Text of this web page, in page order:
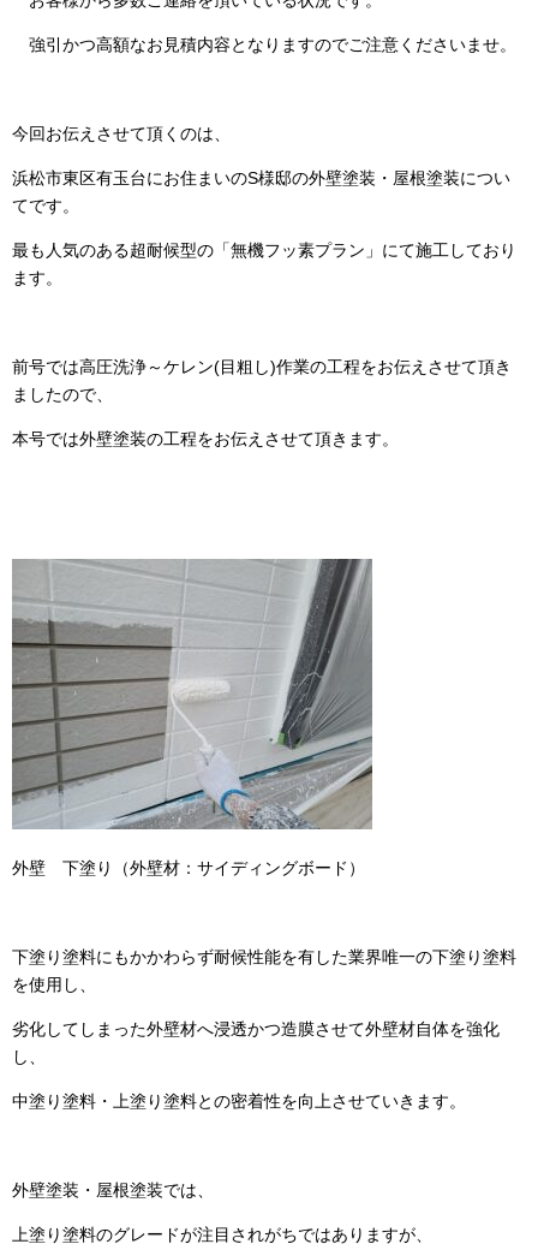
強引かつ高額なお見積内容となりますのでご注意くださいませ。
今回お伝えさせて頂くのは、
浜松市東区有玉台にお住まいのS様邸の外壁塗装・屋根塗装につい
てです。
最も人気のある超耐候型の「無機フッ素プラン」にて施工しており
ます。
前号では高圧洗浄～ケレン(目粗し)作業の工程をお伝えさせて頂き
ましたので、
本号では外壁塗装の工程をお伝えさせて頂きます。
外壁 下塗り（外壁材：サイディングボード）
下塗り塗料にもかかわらず耐候性能を有した業界唯一の下塗り塗料
を使用し、
劣化してしまった外壁材へ浸透かつ造膜させて外壁材自体を強化
し、
中塗り塗料・上塗り塗料との密着性を向上させていきます。
外壁塗装・屋根塗装では、
上塗り塗料のグレードが注目されがちではありますが、